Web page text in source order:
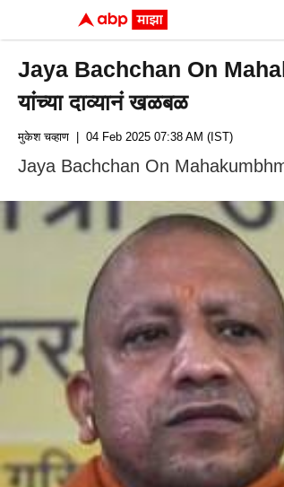
Jaya Bachchan On
यांच्या दाव्यानं खळबळ
मुकेश चव्हाण | 04 Feb 2025 07:38 AM (IST)
Jaya Bachchan On